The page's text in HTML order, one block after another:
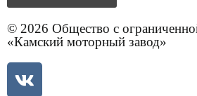
© 2026 Общество с
«Камский моторный завод»